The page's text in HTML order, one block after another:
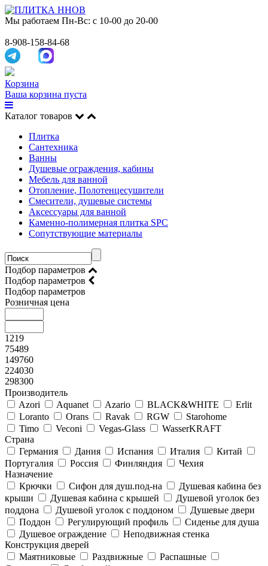
Мы работаем Пн-Вс: с 10-00 до 20-00
8-908-158-84-68
Корзина
Ваша корзина пуста
Каталог товаров
Плитка
Сантехника
Ванны
Душевые ограждения, кабины
Мебель для ванной
Отопление, Полотенцесушители
Смесители, душевые системы
Аксессуары для ванной
Каменно-полимерная плитка SPC
Сопутствующие материалы
Подбор параметров
Подбор параметров
Подбор параметров
Розничная цена
1219
75489
149760
224030
298300
Производитель
Azori
Aquanet Azario BLACK&WHITE
Erlit
Loranto
Orans Ravak RGW
Starohome
Timo
Veconi Vegas-Glass
WasserKRAFT
Страна
Германия
Дания Испания Италия
Китай
Португалия
Россия Финляндия
Чехия
Назначение
Крючки
Сифон для душ.под-на
Душевая кабина без
крыши
Душевая кабина с крышей
Душевой уголок без
поддона
Душевой уголок с поддоном
Душевые двери
Поддон
Регулирующий профиль
Сиденье для душа
Душевое ограждение
Неподвижная стенка
Конструкция дверей
Маятниковые
Раздвижные
Распашные